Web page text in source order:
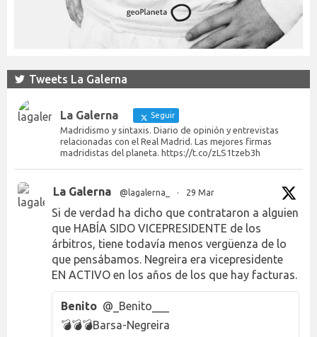
Tweets La Galerna
La Galerna Seguir
Madridismo y sintaxis. Diario de opinión y entrevistas
relacionadas con el Real Madrid. Las mejores firmas
madridistas del planeta. https://t.co/zLS1tzeb3h
La Galerna @lagalerna_ · 29 Mar
Si de verdad ha dicho que contrataron a alguien
que HABÍA SIDO VICEPRESIDENTE de los
árbitros, tiene todavía menos vergüenza de lo
que pensábamos. Negreira era vicepresidente
EN ACTIVO en los años de los que hay facturas.
Benito @_Benito___
💣💣💣Barsa-Negreira